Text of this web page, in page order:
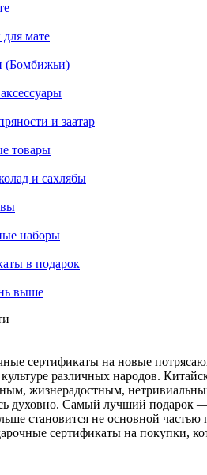
мате
(Бомбижьи)
и заатар
товары
и сахлябы
наборы
в подарок
выше
сертификаты на новые
различных народов.
жизнерадостным,
духовно. Cамый лучший подарок
становится не основной
сертификаты на покупки,